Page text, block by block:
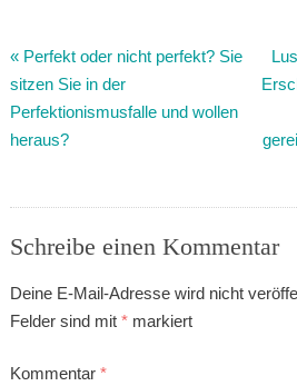
« Perfekt oder nicht perfekt? Sie
sitzen Sie in der
Perfektionismusfalle und wollen
heraus?
Schreibe einen Kommentar
Deine E-Mail-Adresse wird nicht
Felder sind mit *markiert
Kommentar *